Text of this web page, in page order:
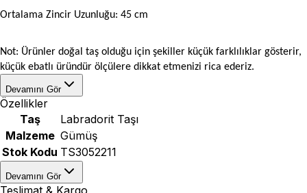
Ortalama Zincir Uzunluğu: 45 cm
Not: Ürünler doğal taş olduğu için şekiller küçük farklılıklar gösterir,
küçük ebatlı üründür ölçülere dikkat etmenizi rica ederiz.
Devamını Gör
Özellikler
Taş
Labradorit Taşı
Malzeme Gümüş
Stok Kodu TS3052211
Devamını Gör